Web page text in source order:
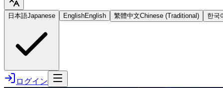
日本語Japanese EnglishEnglish 繁體中文Chinese (Traditional) 한국
ログイン